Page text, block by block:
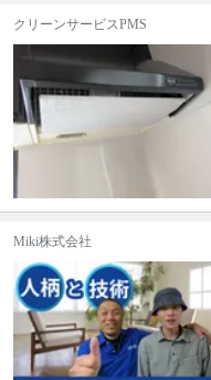
クリーンサービスPMS
Miki株式会社